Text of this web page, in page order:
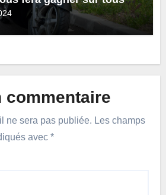
commentaire
ne sera pas publiée. Les champs
avec *